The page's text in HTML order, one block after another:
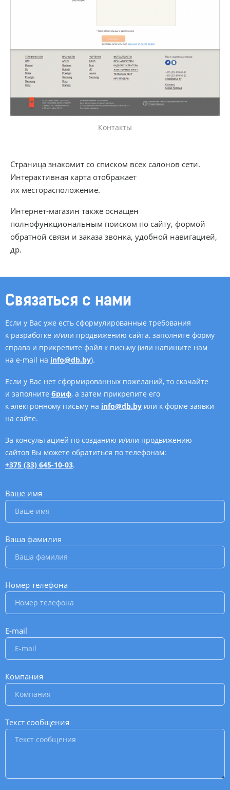
Контакты
Страница знакомит со списком всех салонов сети.
Интерактивная карта отображает
их месторасположение.
Интернет-магазин также оснащен
полнофункциональным поиском по сайту, формой
обратной связи и заказа звонка, удобной навигацией,
др.
Связаться с нами
Если у Вас уже есть сформулированные требования
к разработке и/или продвижению сайта, заполните форму
справа и прикрепите файл к письму (или напишите нам
на e-mail на info@db.by).
Если у Вас нет сформированных пожеланий, то скачайте
и заполните бриф, а затем прикрепите его
к электронному письму на info@db.by или к форме заявки
на сайте.
За консультацией по созданию и/или продвижению
сайтов Вы можете обратиться по телефонам:
+375 (33) 645-10-03.
Ваше имя
Ваша фамилия
Номер телефона
E-mail
Компания
Текст сообщения